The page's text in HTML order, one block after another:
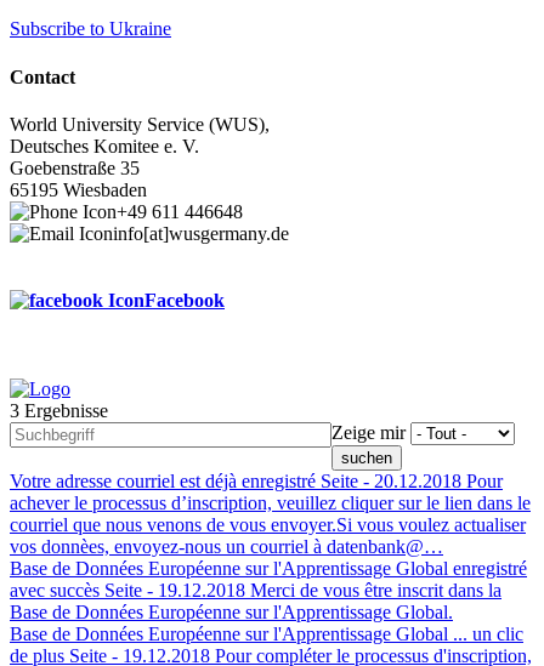
Subscribe to Ukraine
Contact
World University Service (WUS),
Deutsches Komitee e. V.
Goebenstraße 35
65195 Wiesbaden
+49 611 446648
info[at]wusgermany.de
Facebook
Footer
menu
3 Ergebnisse
Zeige mir
Votre adresse courriel est déjà enregistré Seite - 20.12.2018 Pour
achever le processus d’inscription, veuillez cliquer sur le lien dans le
courriel que nous venons de vous envoyer.Si vous voulez actualiser
vos donnèes, envoyez-nous un courriel à datenbank@…
Base de Données Européenne sur l'Apprentissage Global enregistré
avec succès Seite - 19.12.2018 Merci de vous être inscrit dans la
Base de Données Européenne sur l'Apprentissage Global.
Base de Données Européenne sur l'Apprentissage Global ... un clic
de plus Seite - 19.12.2018 Pour compléter le processus d'inscription,